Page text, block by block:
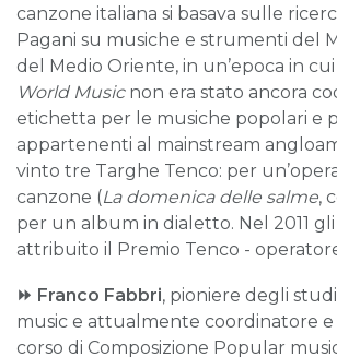
canzone italiana si basava sulle
Pagani su musiche e strumenti del
del Medio Oriente, in un’epoca in
World Musicnon era stato ancora
etichetta per le musiche popolari e
appartenenti al mainstream
vinto tre Targhe Tenco: per
canzone (La domenica delle salme,
per un album in dialetto. Nel 2011
attribuito il Premio Tenco -
⏩ Franco Fabbri, pioniere degli
music e attualmente coordinatore e
corso di Composizione Popular